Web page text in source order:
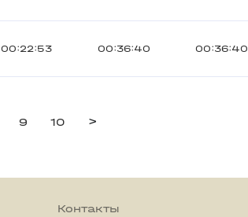
00:22:53 00:36:40 00:36:40
9 10 >
Контакты